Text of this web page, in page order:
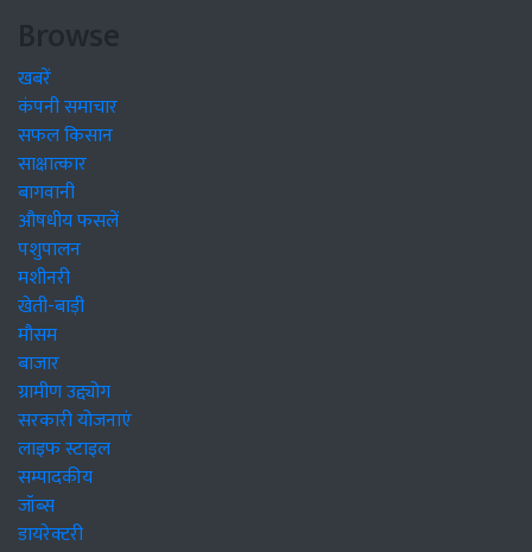
Browse
खबरें
कंपनी समाचार
सफल किसान
साक्षात्कार
बागवानी
औषधीय फसलें
पशुपालन
मशीनरी
खेती-बाड़ी
मौसम
बाजार
ग्रामीण उद्द्योग
सरकारी योजनाएं
लाइफ स्टाइल
सम्पादकीय
जॉब्स
डायरेक्टरी